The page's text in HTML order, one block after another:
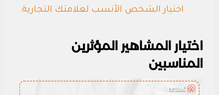
اختيار الشخص الأنسب لعلامتك التجارية.
اختيار المشاهير المؤثرين
المناسبين